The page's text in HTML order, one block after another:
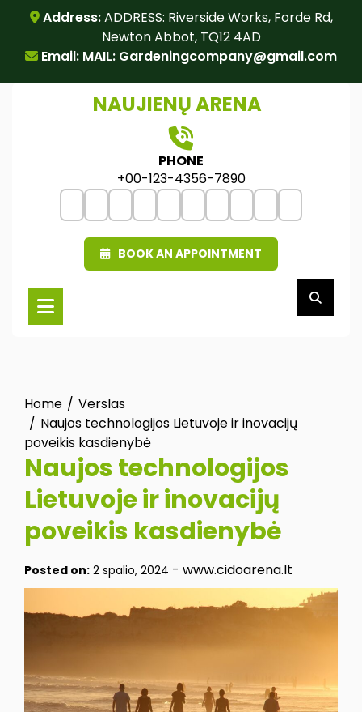
content
Address:ADDRESS: Riverside Works, Forde Rd,
Newton Abbot, TQ12 4AD
Email: MAIL: Gardeningcompany@gmail.com
NAUJIENŲ ARENA
PHONE
+00-123-4356-7890
BOOK AN APPOINTMENT
Home
Verslas
Naujos technologijos Lietuvoje ir inovacijų
poveikis kasdienybė
Naujos technologijos
Lietuvoje ir inovacijų
poveikis kasdienybė
Posted on: 2 spalio, 2024 - www.cidoarena.lt